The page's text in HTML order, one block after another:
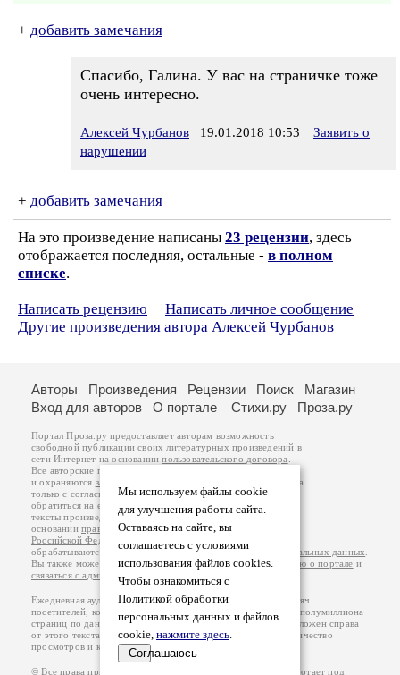
+ добавить замечания
Спасибо, Галина. У вас на страничке тоже
очень интересно.
Алексей Чурбанов 19.01.2018 10:53
Заявить о
нарушении
+ добавить замечания
На это произведение написаны 23 рецензии, здесь
отображается последняя, остальные - в полном
списке.
Написать рецензию
Написать личное сообщение
Другие произведения автора Алексей Чурбанов
Мы используем файлы cookie
для улучшения работы сайта.
Оставаясь на сайте, вы
соглашаетесь с условиями
использования файлов cookies.
Чтобы ознакомиться с
Политикой обработки
персональных данных и файлов
cookie, нажмите здесь.
Соглашаюсь
Авторы Произведения Рецензии Поиск
Магазин
Вход для авторов
О портале Стихи.ру Проза.ру
Портал Проза.ру предоставляет авторам возможность
свободной публикации своих литературных произведений в
сети Интернет на основаниипользовательского договора
Все авторские права на произведения принадлежат авторам
и охраняются законом
. Перепечатка произведений возможна
только с согласия его автора, к которому вы можете
обратиться на его авторской странице. Ответственность за
тексты произведений авторы несут самостоятельно на
основанииправил публикацииизаконодательства
Российской Федерации
обрабатываются на основанииПолитики обработки персональных данных
Вы также можете посмотреть более подробнуюинформацию о портале и
связаться с администрацией
Ежедневная аудитория портала Проза.ру – порядка 100 тысяч
посетителей, которые в общей сумме просматривают более полумиллиона
страниц по данным счетчика посещаемости, который расположен справа
от этого текста. В каждой графе указано по две цифры: количество
просмотров и количество посетителей.
© Все права принадлежат авторам, 2000-2026. Портал работает под